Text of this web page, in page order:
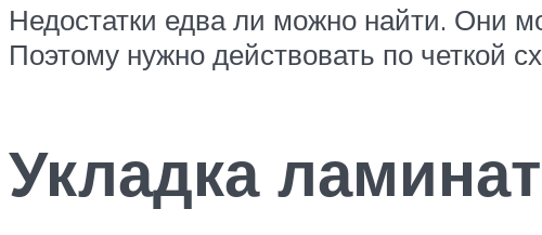
Недостатки едва ли можно найти. Они
Поэтому нужно действовать по четкой
Укладка